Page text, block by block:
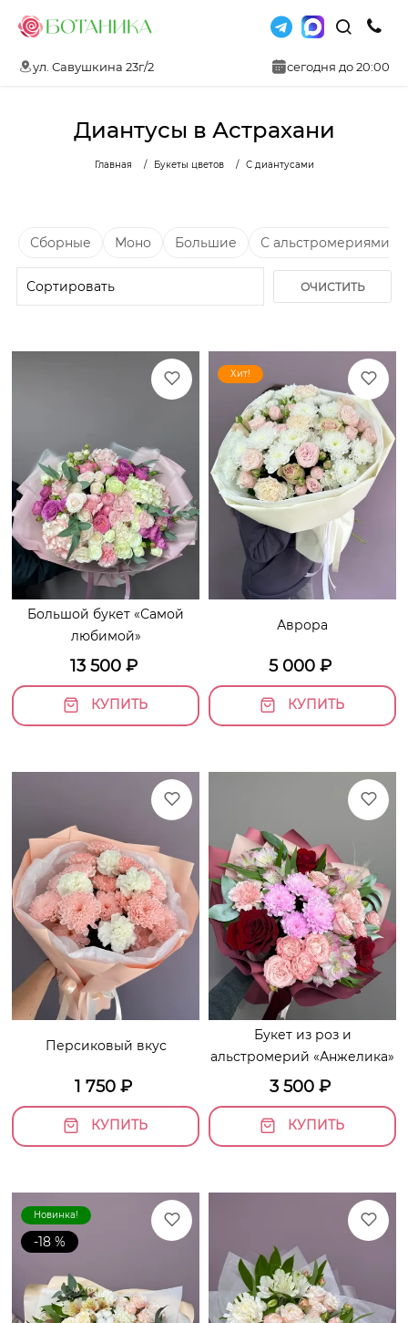
ул. Савушкина 23г/2 сегодня до 20:00
Диантусы в Астрахани
Главная Букеты цветов С диантусами
Сборные Моно Большие С альстромериями
ОЧИСТИТЬ
Большой букет «Самой
любимой»
13 500₽
КУПИТЬ
Хит!
Аврора
5 000 ₽
КУПИТЬ
Персиковый вкус
1 750 ₽
КУПИТЬ
Букет из роз и
альстромерий «Анжелика»
3 500 ₽
КУПИТЬ
Новинка!
-18 %